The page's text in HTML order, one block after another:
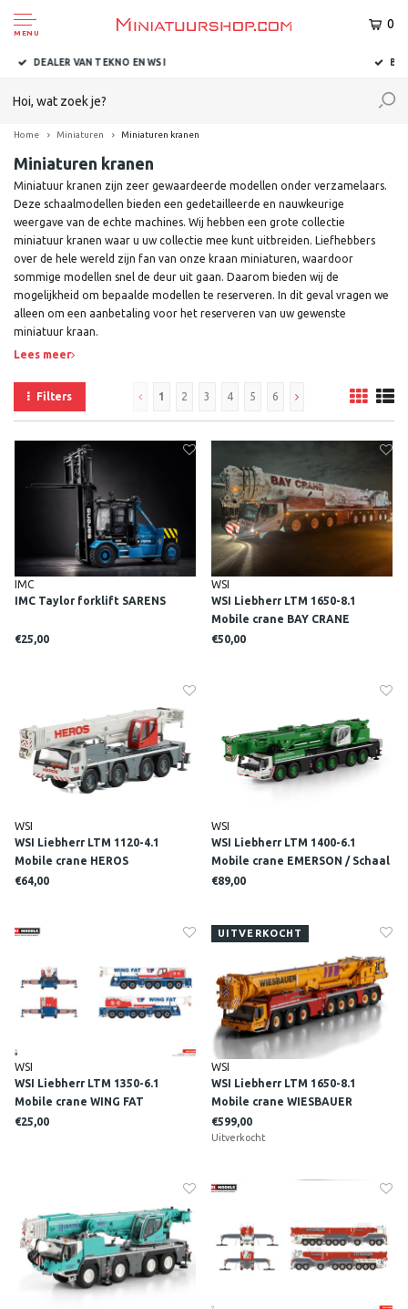
MENU
0
BINNEN 1-2 DAGEN BIJ U AFGELEVERD
Home Miniaturen Miniaturen kranen
Miniaturen kranen
Miniatuur kranen zijn zeer gewaardeerde modellen onder verzamelaars.
Deze schaalmodellen bieden een gedetailleerde en nauwkeurige
weergave van de echte machines. Wij hebben een grote collectie
miniatuur kranen waar u uw collectie mee kunt uitbreiden. Liefhebbers
over de hele wereld zijn fan van onze kraan miniaturen, waardoor
sommige modellen snel de deur uit gaan. Daarom bieden wij de
mogelijkheid om bepaalde modellen te reserveren. In dit geval vragen we
alleen om een aanbetaling voor het reserveren van uw gewenste
miniatuur kraan.
Lees meer
Filters 1 2 3 4 5 6
IMC
IMC Taylor forklift SARENS
€25,00
WSI
WSI Liebherr LTM 1650-8.1
Mobile crane BAY CRANE
€50,00
WSI
WSI Liebherr LTM 1120-4.1
Mobile crane HEROS
(schaal1:87)
€64,00
WSI
WSI Liebherr LTM 1400-6.1
Mobile crane EMERSON / Schaal
1:87
€89,00
WSI
WSI Liebherr LTM 1350-6.1
Mobile crane WING FAT
€25,00
UITVERKOCHT
WSI
WSI Liebherr LTM 1650-8.1
Mobile crane WIESBAUER
€599,00
Uitverkocht